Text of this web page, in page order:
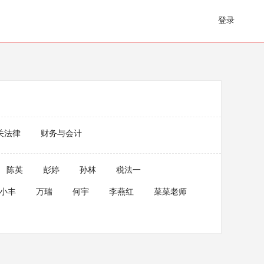
登录
法律 财务与会计
陈英 彭婷 孙林 税法一
小丰 万瑞 何宇 李燕红 菜菜老师